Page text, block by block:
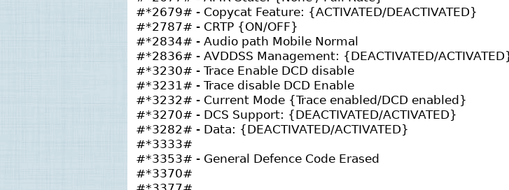
#*2679# - Copycat Feature: {ACTIVATED/DEACTIVATED}
#*2787# - CRTP {ON/OFF}
#*2834# - Audio path Mobile Normal
#*2836# - AVDDSS Management: {DEACTIVATED/
#*3230# - Trace Enable DCD disable
#*3231# - Trace disable DCD Enable
#*3232# - Current Mode {Trace enabled/DCD enabled}
#*3270# - DCS Support: {DEACTIVATED/ACTIVATED}
#*3282# - Data: {DEACTIVATED/ACTIVATED}
#*3333#
#*3353# - General Defence Code Erased
#*3370#